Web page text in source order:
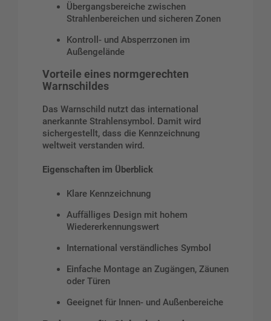
Übergangsbereiche zwischen
Strahlenbereichen und sicheren Zonen
Kontroll- und Absperrzonen im
Außengelände
Vorteile eines normgerechten
Warnschildes
Das Warnschild nutzt das international
anerkannte Strahlensymbol. Damit wird
sichergestellt, dass die Kennzeichnung
weltweit verstanden wird.
Eigenschaften im Überblick
Klare Kennzeichnung
Auffälliges Design mit hohem
Wiedererkennungswert
International verständliches Symbol
Einfache Montage an Zugängen, Zäunen
oder Türen
Geeignet für Innen- und Außenbereiche